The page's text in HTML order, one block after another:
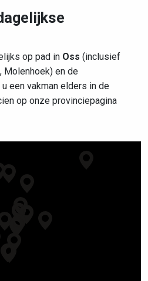
op pad in Oss (inclusief
Molenhoek) en de
een vakman elders in de
op onze provinciepagina